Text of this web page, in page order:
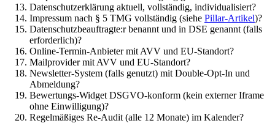
Datenschutzerklärung aktuell, vollständig, individualisiert?
Impressum nach § 5 TMG vollständig (siehe Pillar-Artikel)?
Datenschutzbeauftragte:r benannt und in DSE genannt (falls
erforderlich)?
Online-Termin-Anbieter mit AVV und EU-Standort?
Mailprovider mit AVV und EU-Standort?
Newsletter-System (falls genutzt) mit Double-Opt-In und
Abmeldung?
Bewertungs-Widget DSGVO-konform (kein externer Iframe
ohne Einwilligung)?
Regelmäßiges Re-Audit (alle 12 Monate) im Kalender?